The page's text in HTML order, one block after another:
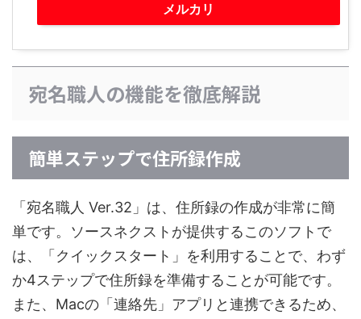
メルカリ
宛名職人の機能を徹底解説
簡単ステップで住所録作成
「宛名職人 Ver.32」は、住所録の作成が非常に簡
単です。ソースネクストが提供するこのソフトで
は、「クイックスタート」を利用することで、わず
か4ステップで住所録を準備することが可能です。
また、Macの「連絡先」アプリと連携できるため、